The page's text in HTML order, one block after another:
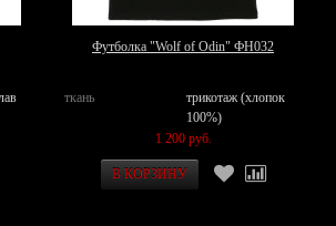
Футболка "Wolf of Odin" ФН032
ткань
трикотаж (хлопок
100%)
1 200 руб.